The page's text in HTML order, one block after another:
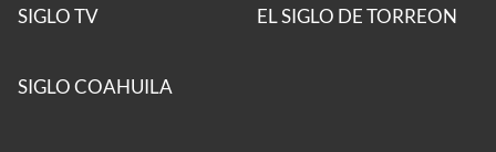
SIGLO TV EL SIGLO DE TORREON
SIGLO COAHUILA